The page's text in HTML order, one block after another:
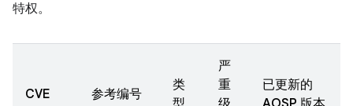
特权。
CVE 参考编号
类
严
重
已更新的